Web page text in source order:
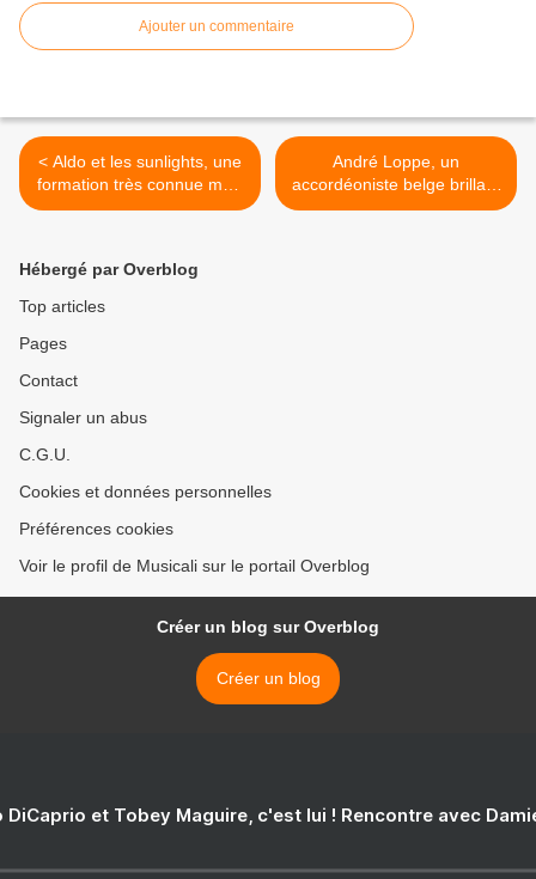
Ajouter un commentaire
< Aldo et les sunlights, une
formation très connue mais
qui ne sortit qu'un 45 tours
André Loppe, un
accordéoniste belge brillant
qui a joué avec André
Hébergé par Overblog
Top articles
Pages
Contact
Signaler un abus
C.G.U.
Cookies et données personnelles
Préférences cookies
Voir le profil de Musicali sur le portail Overblog
Créer un blog sur Overblog
Créer un blog
DiCaprio et Tobey Maguire, c'est lui ! Rencontre avec